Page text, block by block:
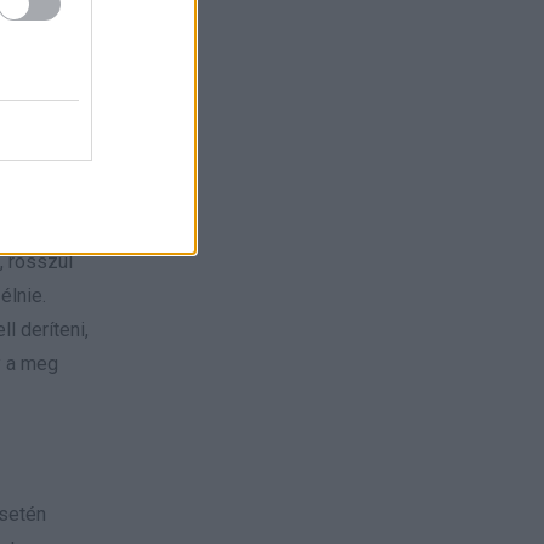
él
rosszul
deríteni,
meg